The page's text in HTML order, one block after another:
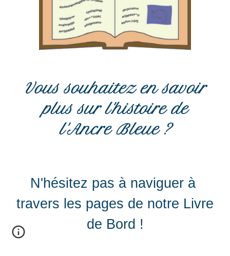
Vous souhaitez en savoir
plus sur l'histoire de
l'Ancre Bleue ?
N'hésitez pas à naviguer à
travers les pages de notre Livre
de Bord !